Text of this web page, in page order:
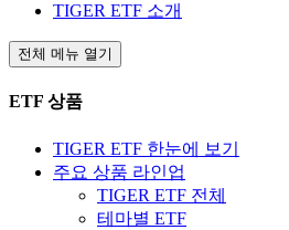
TIGER ETF 소개
전체 메뉴 열기
ETF 상품
TIGER ETF 한눈에 보기
주요 상품 라인업
TIGER ETF 전체
테마별 ETF